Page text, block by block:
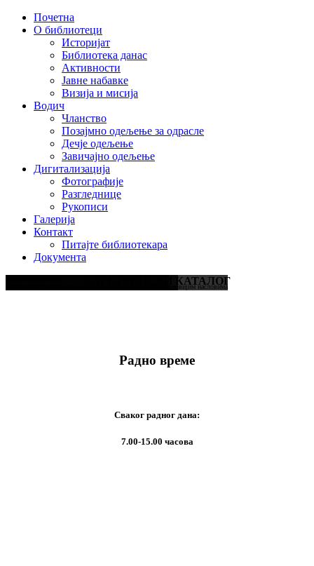
Почетна
О библиотеци
Историјат
Библиотека данас
Активности
Јавне набавке
Визија и мисија
Водич
Чланство
Позајмно одељење за одрасле
Дечје одељење
Завичајно одељење
Дигитализација
Фотографије
Разгледнице
Рукописи
Галерија
Контакт
Питајте библиотекара
Документа
Библиотека интензивно попуњава свој књижни фонд најновијим насловима
ЕЛЕКТРОНСКИ КАТАЛОГ
Радно време
Сваког радног дана:
7.00-15.00 часова